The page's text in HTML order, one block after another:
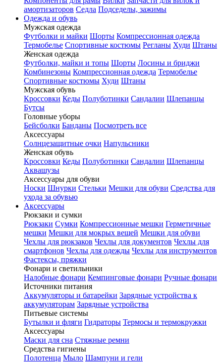
амортизаторов Седла Подседелы, зажимы
Одежда и обувь
Мужская одежда
Футболки и майки Шорты Компрессионная одежда
Термобелье Спортивные костюмы Регланы Худи Штаны
Женская одежда
Футболки, майки и топы Шорты Лосины и бриджи
Комбинезоны Компрессионная одежда Термобелье
Спортивные костюмы Худи Штаны
Мужская обувь
Кроссовки Кеды Полуботинки Сандалии Шлепанцы
Бутсы
Головные уборы
Бейсболки Банданы Посмотреть все
Аксессуары
Солнцезащитные очки Напульсники
Женская обувь
Кроссовки Кеды Полуботинки Сандалии Шлепанцы
Аквашузы
Аксессуары для обуви
Носки Шнурки Стельки Мешки для обуви Средства для
ухода за обувью
Аксессуары
Рюкзаки и сумки
Рюкзаки Сумки Компрессионные мешки Герметичные
мешки Мешки для мокрых вещей Мешки для обуви
Чехлы для рюкзаков Чехлы для документов Чехлы для
смартфонов Чехлы для одежды Чехлы для инструментов
Фастексы, пряжки
Фонари и светильники
Налобные фонари Кемпинговые фонари Ручные фонари
Источники питания
Аккумуляторы и батарейки Зарядные устройства к
аккумуляторам Зарядные устройства
Питьевые системы
Бутылки и фляги Гидраторы Термосы и термокружки
Аксессуары
Маски для сна Стяжные ремни
Средства гигиены
Полотенца Мыло Шампуни и гели